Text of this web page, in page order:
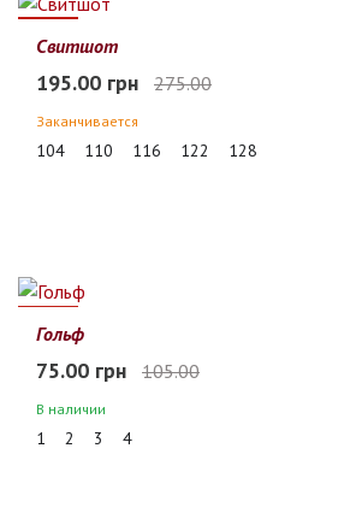
29%
Свитшот
195.00 грн 275.00
Заканчивается
104 110 116 122 128
29%
Гольф
75.00 грн 105.00
В наличии
1 2 3 4